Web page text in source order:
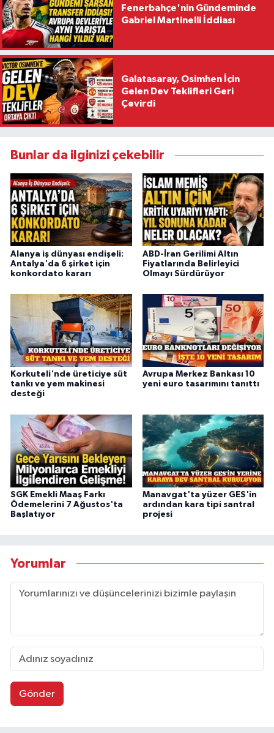
Fenerbahçe'nin Gündeminde
Gabriel Martinelli İddiası
Galatasaray, Osimhen İçin
Gelen Dev Teklifleri Geri
Çevirdi
Bunlar da ilginizi çekebilir
Alanya iş dünyası endişeli:
Antalya'da 6 şirket için
konkordato kararı
ABD-İran Gerilimi Altın
Fiyatlarında Belirleyici
Olmayı Sürdürüyor
Korkuteli'nde üreticiye süt
tankı ve yem makinesi
desteği
Avrupa Merkez Bankası 10
yeni euro tasarımını tanıttı
SGK Emekli Maaş Farkı
Ödemelerini 7 Ağustos'ta
Başlatıyor
Manavgat'ta yüzer GES'in
ardından kara tipi santral
projesi
Yorumlar
Gönder